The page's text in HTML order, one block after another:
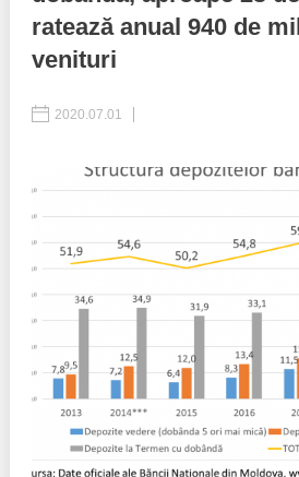
Rapoarte
Manual de proceduri
Note & poziții​
Organigrama IDIS
Anunțuri
Consiliul consulativ internațional
Politici regionale
Transparența guvernării locale
People Watch
Proces democratic
Agenda Națională de Business
15 minute de realism economic
ratează anual 940 de
venituri
2020.07.01